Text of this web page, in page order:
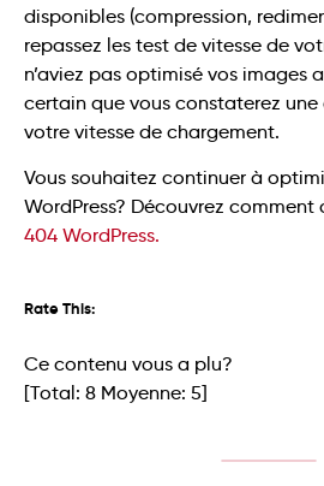
disponibles (compression,
repassez les test de vitesse de
n’aviez pas optimisé vos images
certain que vous constaterez
votre vitesse de chargement.
Vous souhaitez continuer à
WordPress? Découvrez comment
404 WordPress.
Rate This:
Ce contenu vous a plu?
[Total: 8 Moyenne: 5]